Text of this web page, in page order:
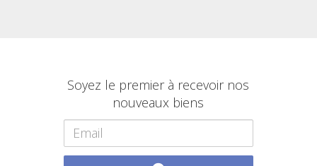
Soyez le premier à recevoir nos
nouveaux biens